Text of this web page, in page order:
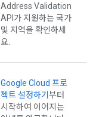
Address Validation
API가 지원하는 국가
및 지역을 확인하세
요.
Google Cloud 프로
젝트 설정하기 부터
시작하여 이어지는